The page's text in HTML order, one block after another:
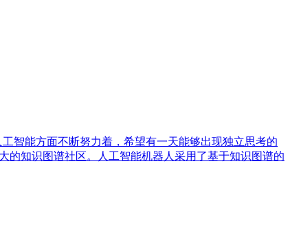
智能方面不断努力着，希望有一天能够出现独立思考的
的知识图谱社区。人工智能机器人采用了基于知识图谱的